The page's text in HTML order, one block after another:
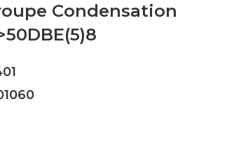
Condensation